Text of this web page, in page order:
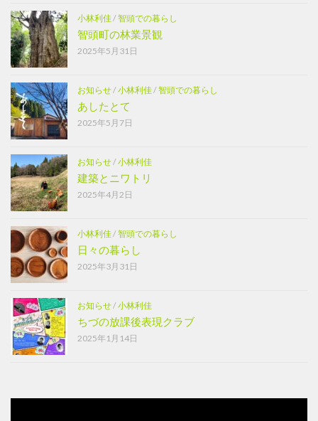
小林利佳/智頭での暮らし
智頭町の林業景観
2025年5月31日
お知らせ/小林利佳/智頭での暮らし
あしたとて
2025年5月7日
お知らせ/小林利佳
建築とニワトリ
2025年4月2日
小林利佳/智頭での暮らし
日々の暮らし
2025年3月31日
お知らせ/小林利佳
ちづの放課後表現クラブ
2025年1月14日